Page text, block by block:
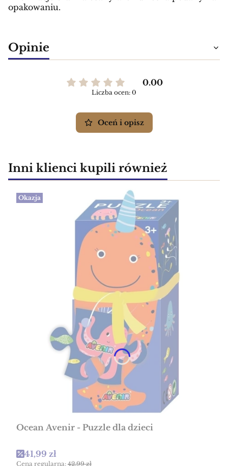
opakowaniu.
Opinie
0.00
Liczba ocen: 0
Oceń i opisz
Inni klienci kupili również
Okazja
Ocean Avenir - Puzzle dla dzieci
Cena promocyjna
41,99 zł
Cena regularna: 42,99 zł